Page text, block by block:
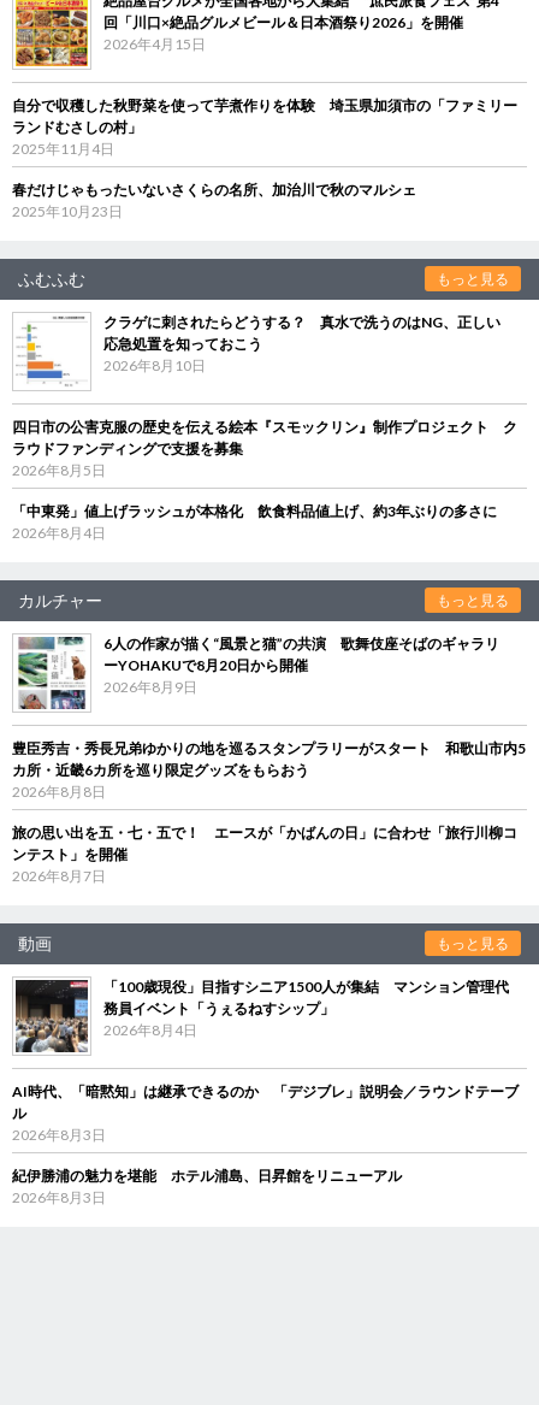
回「川口×絶品グルメビール＆日本酒祭り2026」を開催
2026年4月15日
自分で収穫した秋野菜を使って芋煮作りを体験 埼玉県加須市の「ファミリー
ランドむさしの村」
2025年11月4日
春だけじゃもったいないさくらの名所、加治川で秋のマルシェ
2025年10月23日
ふむふむ もっと見る
クラゲに刺されたらどうする？ 真水で洗うのはNG、正しい
応急処置を知っておこう
2026年8月10日
四日市の公害克服の歴史を伝える絵本『スモックリン』制作プロジェクト ク
ラウドファンディングで支援を募集
2026年8月5日
「中東発」値上げラッシュが本格化 飲食料品値上げ、約3年ぶりの多さに
2026年8月4日
カルチャー もっと見る
6人の作家が描く“風景と猫”の共演 歌舞伎座そばのギャラリ
ーYOHAKUで8月20日から開催
2026年8月9日
豊臣秀吉・秀長兄弟ゆかりの地を巡るスタンプラリーがスタート 和歌山市内5
カ所・近畿6カ所を巡り限定グッズをもらおう
2026年8月8日
旅の思い出を五・七・五で！ エースが「かばんの日」に合わせ「旅行川柳コ
ンテスト」を開催
2026年8月7日
動画 もっと見る
「100歳現役」目指すシニア1500人が集結 マンション管理代
務員イベント「うぇるねすシップ」
2026年8月4日
AI時代、「暗黙知」は継承できるのか 「デジブレ」説明会／ラウンドテーブ
ル
2026年8月3日
紀伊勝浦の魅力を堪能 ホテル浦島、日昇館をリニューアル
2026年8月3日